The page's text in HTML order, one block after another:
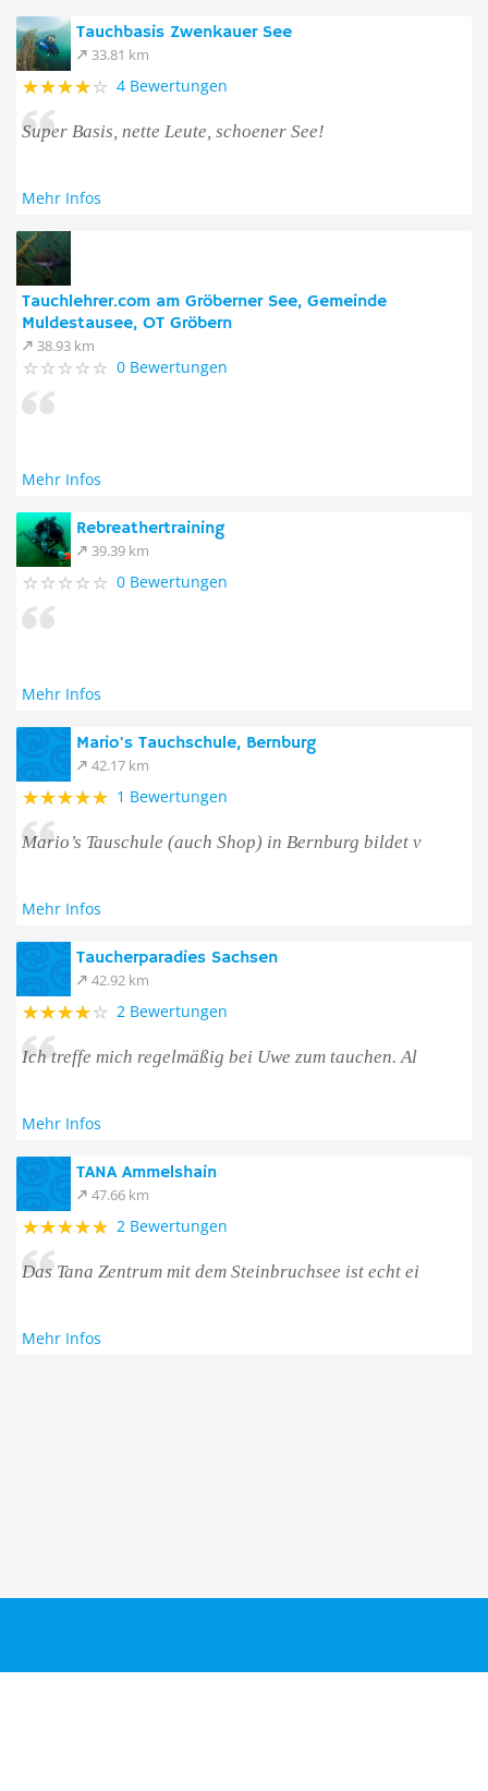
Tauchbasis Zwenkauer See
33.81 km
4 Bewertungen
Super Basis, nette Leute, schoener See!
Mehr Infos
Tauchlehrer.com am Gröberner See, Gemeinde
Muldestausee, OT Gröbern
38.93 km
0 Bewertungen
Mehr Infos
Rebreathertraining
39.39 km
0 Bewertungen
Mehr Infos
Mario's Tauchschule, Bernburg
42.17 km
1 Bewertungen
Mario’s Tauschule (auch Shop) in Bernburg bildet v
Mehr Infos
Taucherparadies Sachsen
42.92 km
2 Bewertungen
Ich treffe mich regelmäßig bei Uwe zum tauchen. Al
Mehr Infos
TANA Ammelshain
47.66 km
2 Bewertungen
Das Tana Zentrum mit dem Steinbruchsee ist echt ei
Mehr Infos